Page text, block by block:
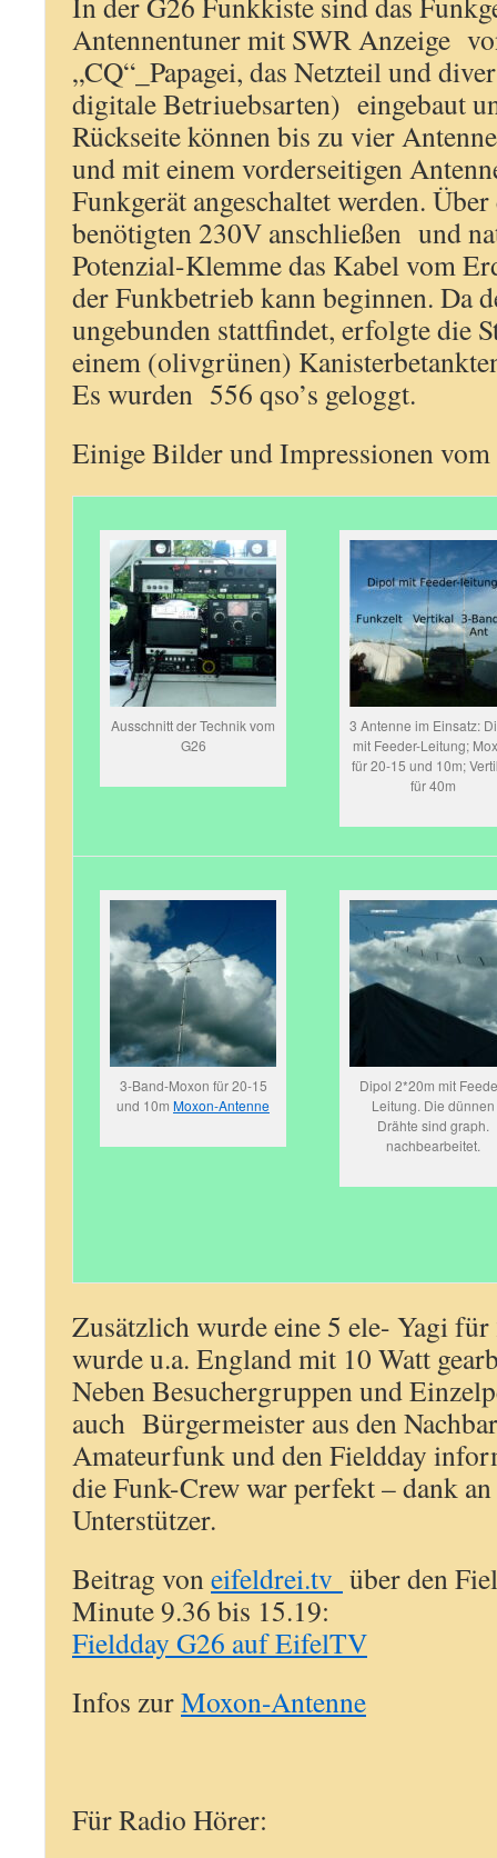
Antennentuner mit SWR Anzeige
„CQ“_Papagei, das Netzteil und
digitale Betriuebsarten) eingebaut
Rückseite können bis zu vier
und mit einem vorderseitigen
Funkgerät angeschaltet werden.
benötigten 230V anschließen und
Potenzial-Klemme das Kabel vom
der Funkbetrieb kann beginnen. Da
ungebunden stattfindet, erfolgte die
einem (olivgrünen)
Es wurden 556 qso’s geloggt.
Einige Bilder und Impressionen
Ausschnitt der Technik vom
G26
3 Antenne im Einsatz:
mit Feeder-Leitung;
für 20-15 und 10m;
für 40m
3-Band-Moxon für 20-15
und 10m Moxon-Antenne
Dipol 2*20m mit
Leitung. Die dünnen
Drähte sind graph.
nachbearbeitet.
Zusätzlich wurde eine 5 ele- Yagi
wurde u.a. England mit 10 Watt
Neben Besuchergruppen und
auch Bürgermeister aus den
Amateurfunk undden Fieldday
die Funk-Crew war perfekt – dank
Unterstützer.
Beitrag voneifeldrei.tv über den
Minute 9.36 bis 15.19:
Fieldday G26 auf EifelTV
Infos zurMoxon-Antenne
Für Radio Hörer: